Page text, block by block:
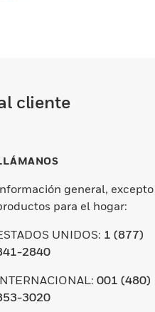
cliente
general, excepto
para el hogar:
UNIDOS: 1 (877)
2840
001 (480)
3020